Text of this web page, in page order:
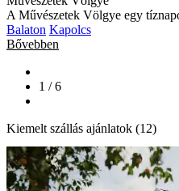
A Művészetek Völgye egy
Balaton Kapolcs
Bővebben
1 / 6
Kiemelt szállás ajánlatok (12)